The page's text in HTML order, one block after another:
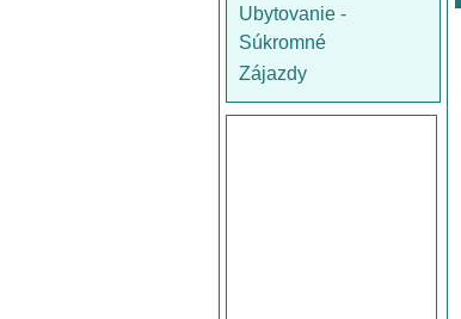
Ubytovanie -
Súkromné
Zájazdy